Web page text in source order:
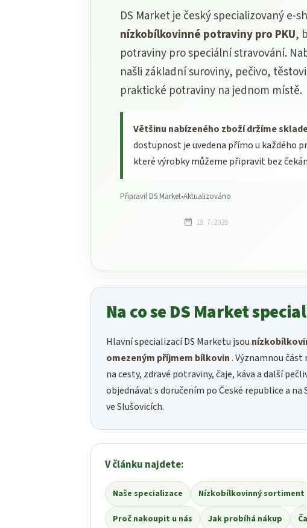
DS Market je český specializovaný e-
nízkobílkovinné potraviny pro PKU,
potraviny pro speciální stravování.
našli základní suroviny, pečivo,
praktické potraviny na jednom místě.
Většinu nabízeného zboží držíme
dostupnost je uvedena přímo u každého
které výrobky můžeme připravit bez
Připravil DS Market•Aktualizováno
19. 7. 2026
Na co se DS Market
Hlavní specializací DS Marketu jsou
omezeným příjmem bílkovin. Významnou
na cesty, zdravé potraviny, čaje, káva a další
objednávat s doručením po České republice a
ve Slušovicích.
V článku najdete:
Naše specializace Nízkobílkovinný sortiment
Proč nakoupit u nás Jak probíhá nákup